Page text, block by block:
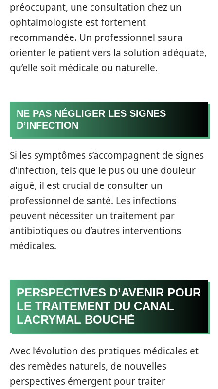
préoccupant, une consultation chez un
ophtalmologiste est fortement
recommandée. Un professionnel saura
orienter le patient vers la solution adéquate,
qu’elle soit médicale ou naturelle.
NE PAS NÉGLIGER LES SIGNES
D’INFECTION
Si les symptômes s’accompagnent de signes
d’infection, tels que le pus ou une douleur
aiguë, il est crucial de consulter un
professionnel de santé. Les infections
peuvent nécessiter un traitement par
antibiotiques ou d’autres interventions
médicales.
PERSPECTIVES D’AVENIR POUR
LE TRAITEMENT DU CANAL
LACRYMAL BOUCHÉ
Avec l’évolution des pratiques médicales et
des remèdes naturels, de nouvelles
perspectives émergent pour traiter